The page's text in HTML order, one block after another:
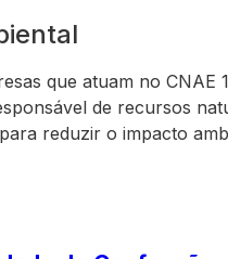
que atuam no CNAE
de recursos
reduzir o impacto